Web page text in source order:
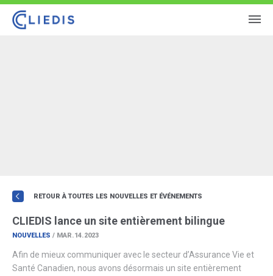
RETOUR À TOUTES LES NOUVELLES ET ÉVÉNEMENTS
CLIEDIS lance un site entièrement bilingue
NOUVELLES / MAR.14.2023
Afin de mieux communiquer avec le secteur d’Assurance Vie et
Santé Canadien, nous avons désormais un site entièrement